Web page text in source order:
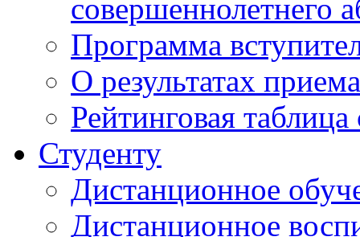
совершеннолетнего
Программа
О результатах приема
Рейтинговая
Студенту
Дистанционное
Дистанционное